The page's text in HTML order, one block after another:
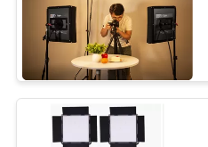
PRIVACY
POLICY